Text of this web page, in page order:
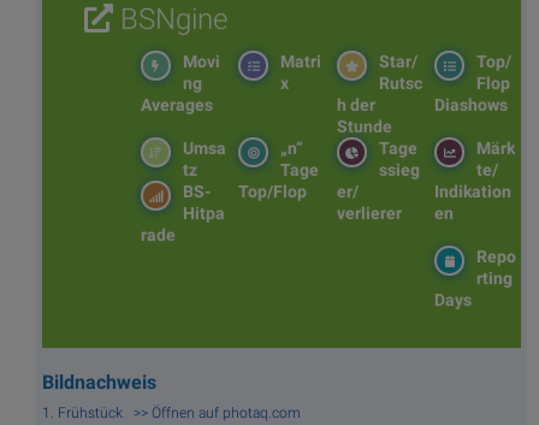
BSNgine
Top/
Flop
Diashows
Star/
Rutsc
h der
Stunde
Matri
x
Movi
ng
Averages
Märk
te/
Indikation
en
Tage
ssieg
er/
verlierer
„n“
Tage
Top/Flop
Umsa
tz
BS-
Hitpa
rade
Repo
rting
Days
Bildnachweis
1. Frühstück >> Öffnen auf photaq.com